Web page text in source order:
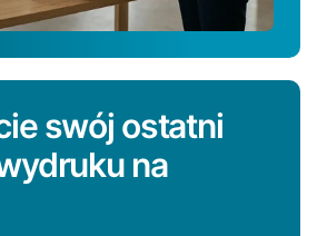
swój ostatni
na